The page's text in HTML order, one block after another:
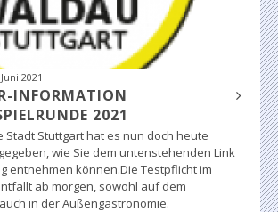
2021
INFORMATION
2021
Stadt Stuttgart hat es nun doch heute
wie Sie dem untenstehenden Link
entnehmen können.Die Testpflicht im
ab morgen, sowohl auf dem
in der Außengastronomie.